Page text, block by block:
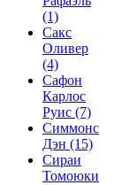
(1)
Сакс
Оливер
(4)
Сафон
Карлос
Руис (7)
Симмонс
Дэн (15)
Сираи
Томоюки